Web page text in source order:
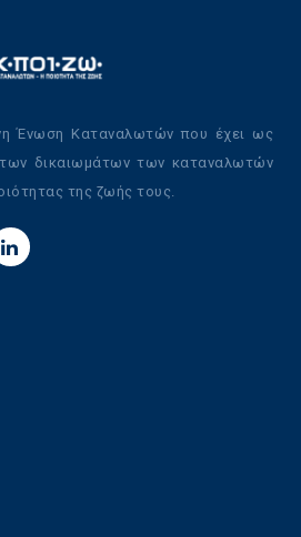
Ένωση Καταναλωτών που έχει ως
δικαιωμάτων των καταναλωτών
της ζωής τους.